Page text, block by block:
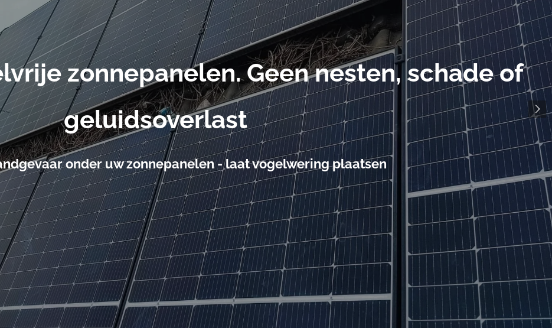
zonnepanelen. Geen nesten, schade of
geluidsoverlast
onder uw zonnepanelen - laat vogelwering plaatsen